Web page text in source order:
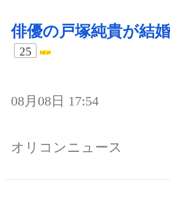
俳優の戸塚純貴が結
25
08月08日 17:54
オリコンニュース